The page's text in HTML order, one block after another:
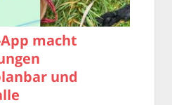
macht
und